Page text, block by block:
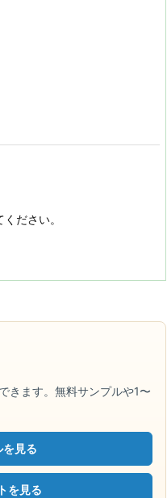
ください。
きます。無料サンプルや1〜
見る
を見る